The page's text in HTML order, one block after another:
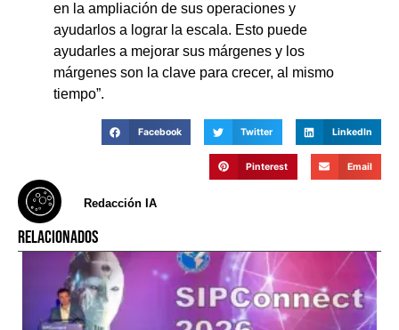
en la ampliación de sus operaciones y
ayudarlos a lograr la escala. Esto puede
ayudarles a mejorar sus márgenes y los
márgenes son la clave para crecer, al mismo
tiempo”.
Facebook Twitter LinkedIn
Pinterest Email
Redacción IA
RELACIONADOS